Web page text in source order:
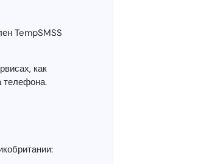
TempSMSS
как
телефона.